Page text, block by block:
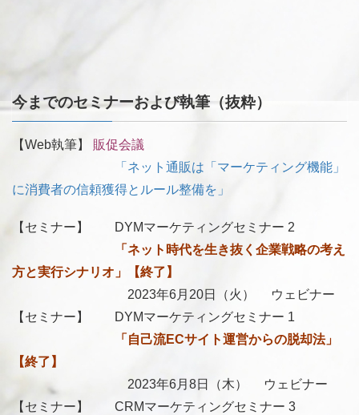
今までのセミナーおよび執筆（抜粋）
【Web執筆】 販促会議
「ネット通販は「マーケティング機能」
に消費者の信頼獲得とルール整備を」
【セミナー】 DYMマーケティングセミナー 2
「ネット時代を生き抜く企業戦略の考え
方と実行シナリオ」【終了】
2023年6月20日（火） ウェビナー
【セミナー】 DYMマーケティングセミナー 1
「自己流ECサイト運営からの脱却法」
【終了】
2023年6月8日（木） ウェビナー
【セミナー】 CRMマーケティングセミナー 3